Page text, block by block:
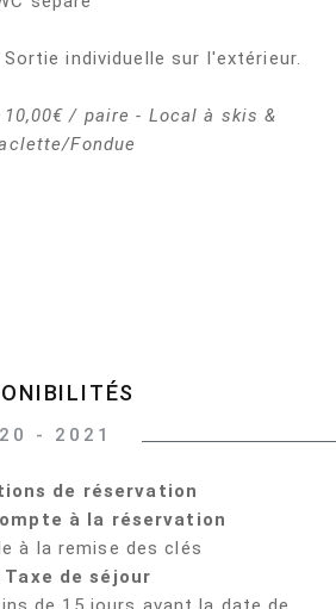
individuelle sur l'extérieur.
/ paire - Local à skis &
Fondue
- 2021
de réservation
à la réservation
à la remise des clés
Taxe de séjour